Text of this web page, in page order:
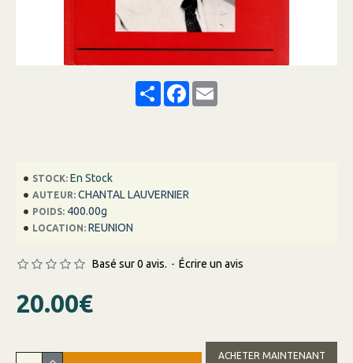
ShareFacebook
Email
STOCK: En Stock
AUTEUR: CHANTAL LAUVERNIER
POIDS: 400.00g
LOCATION: REUNION
Basé sur 0 avis. - Écrire un avis
20.00€
ACHETER MAINTENANT